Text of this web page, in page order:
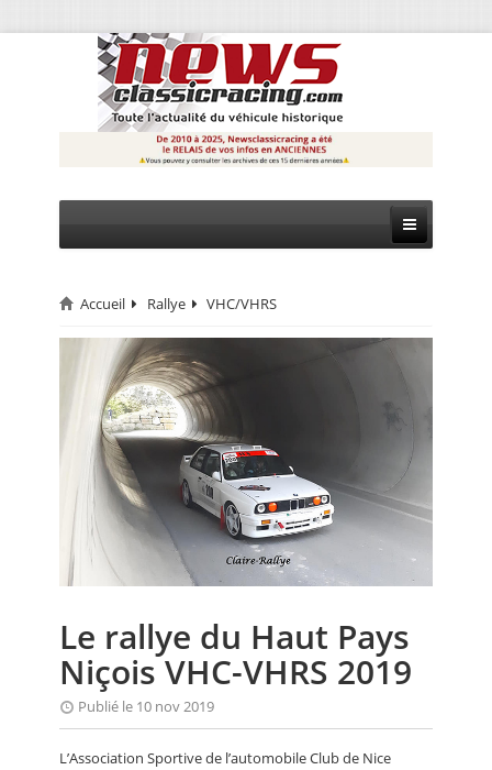
CIRCUIT
RALLYE
MONTAGNE
EVÈNEMENTS
CALENDRIER
FOCUS
ANNUAIRES
PETITES ANNONCES
Accueil Rallye VHC/VHRS
Le rallye du Haut Pays
Niçois VHC-VHRS 2019
Publié le 10 nov 2019
L’Association Sportive de l’automobile Club de Nice